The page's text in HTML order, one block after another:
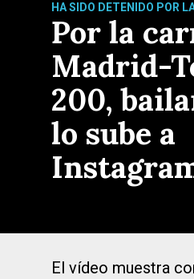
HA SIDO DETENIDO POR
Por la
Madrid-
200,
lo sube a
El vídeo muestra